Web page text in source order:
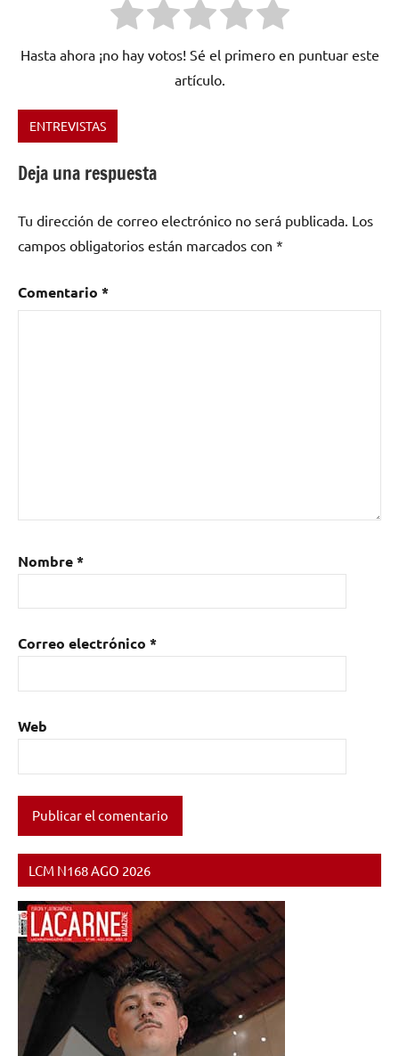
Hasta ahora ¡no hay votos! Sé el primero en puntuar este
artículo.
Etiquetado
Bolivia,
Eyes,
groove,
metal
ENTREVISTAS
Deja una respuesta
Tu dirección de correo electrónico no será publicada. Los
campos obligatorios están marcados con *
Comentario *
Nombre*
Correo electrónico *
Web
LCM N168 AGO 2026